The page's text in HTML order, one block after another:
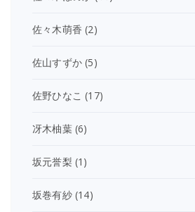
佐々木萌香 (2)
佐山すずか (5)
佐野ひなこ (17)
冴木柚葉(6)
坂元誉梨 (1)
坂巻有紗(14)